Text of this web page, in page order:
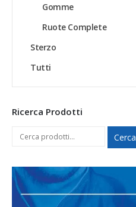
Gomme
Ruote Complete
Sterzo
Tutti
Ricerca Prodotti
Cerca